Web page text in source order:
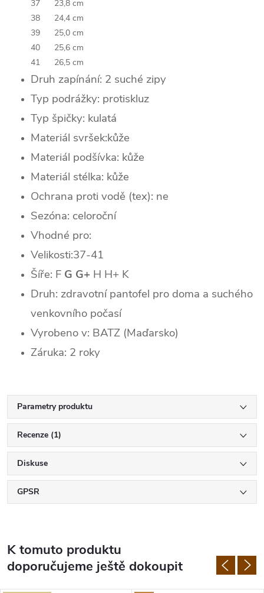
37
23,8 cm
38
24,4 cm
39
25,0 cm
40
25,6 cm
41
26,5 cm
Druh zapínání: 2 suché zipy
Typ podrážky: protiskluz
Typ špičky: kulatá
Materiál svršek:kůže
Materiál podšívka: kůže
Materiál stélka: kůže
Ochrana proti vodě (tex): ne
Sezóna: celoroční
Vhodné pro:
Velikosti:37-41
Šíře: F G G+ H H+ K
Druh: zdravotní pantofel pro doma a suchého
venkovního počasí
Vyrobeno v: BATZ (Maďarsko)
Záruka: 2 roky
Parametry produktu
Recenze (1)
Diskuse
GPSR
K tomuto produktu
doporučujeme ještě dokoupit